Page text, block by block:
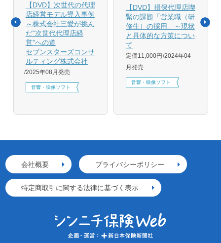
【DVD】次世代の代理
店経営モデル導入事例
～株式会社三愛が挑ん
だ”次世代代理店経
営”への道
セブンスターズコンサ
ルティング株式会社
2025年08月発売
音響・映像ソフト
【DVD】損保代理店喫
緊の課題「営業職（研
修生）の採用」～現状
と具体的な方策につい
て
定価11,000円 2024年04
月発売
音響・映像ソフト
会社概要 プライバシーポリシー
特定商取引に関する法律に基づく表示